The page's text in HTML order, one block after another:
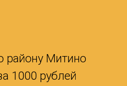
району Митино
1000 рублей